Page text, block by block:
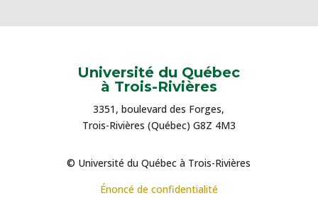
Université du Québec
à Trois-Rivières
3351, boulevard des Forges,
Trois-Rivières (Québec) G8Z 4M3
© Université du Québec à Trois-Rivières
Énoncé de confidentialité